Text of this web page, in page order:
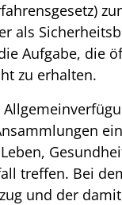
als
Aufgabe, die
zu erhalten.
treffen. Bei
und der